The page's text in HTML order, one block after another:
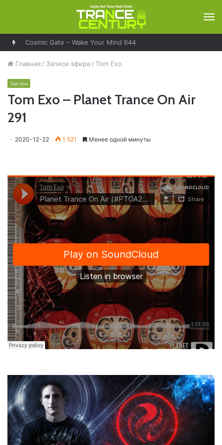
Cosmic Gate – Wake Your Mind 644
Главная / Записи эфира / Tom Exo
Tom Exo
Tom Exo – Planet Trance On Air
291
2020-12-22 1 521 Менее одной минуты